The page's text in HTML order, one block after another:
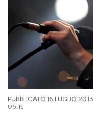
PUBBLICATO 16 LUGLIO 2013
06:19